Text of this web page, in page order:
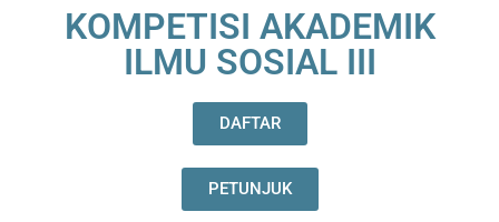
KOMPETISI AKADEMIK
ILMU SOSIAL III
DAFTAR
PETUNJUK